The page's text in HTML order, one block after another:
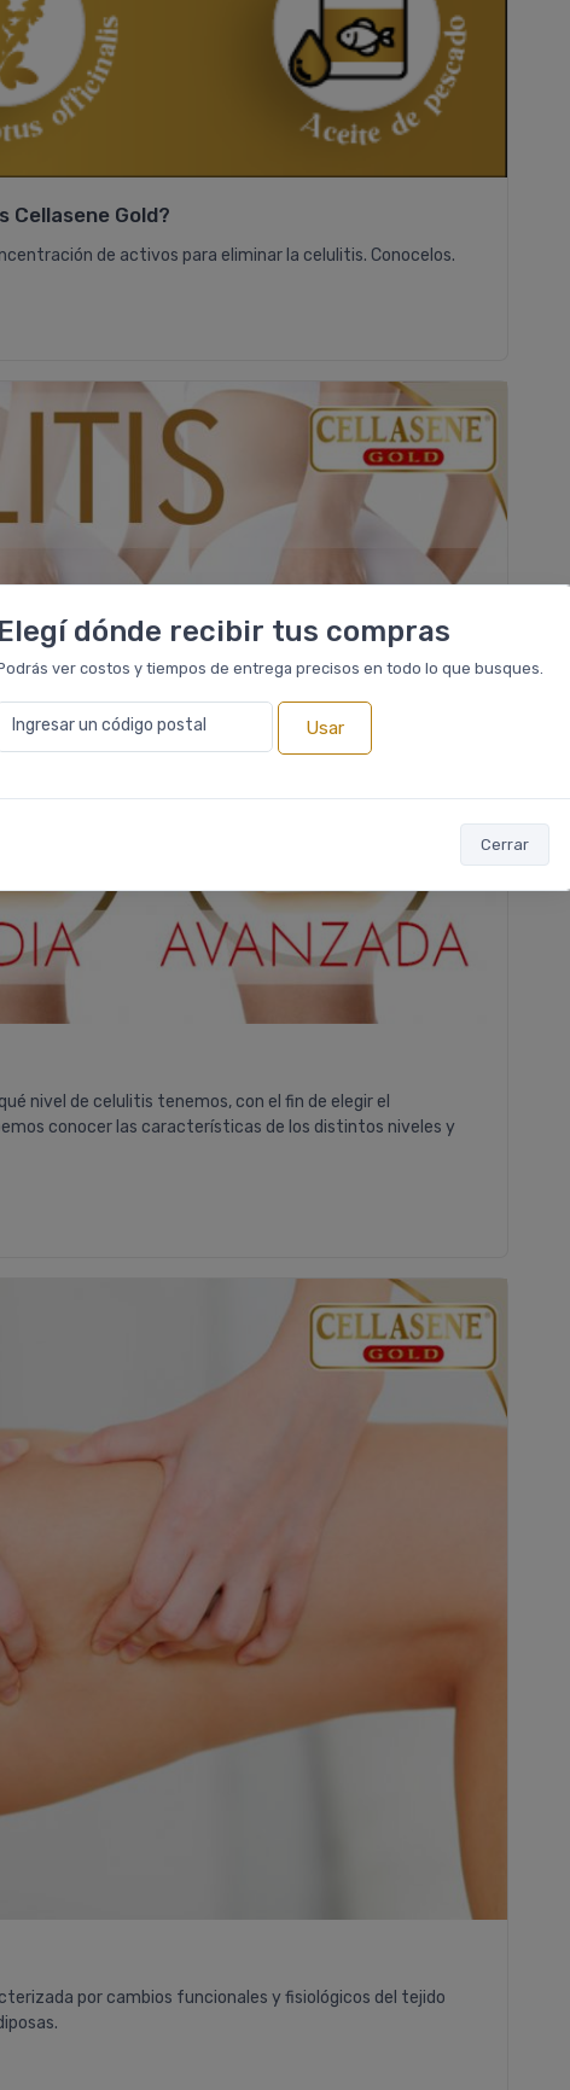
Elegí dónde recibir tus compras
ver costos y tiempos de entrega precisos en todo lo que busques.
Ingresar un código postal Usar
Cerrar
Cellasene Gold?
de activos para eliminar la celulitis. Conocelos.
nivel de celulitis tenemos, con el fin de elegir el
conocer las características de los distintos niveles y
por cambios funcionales y fisiológicos del tejido